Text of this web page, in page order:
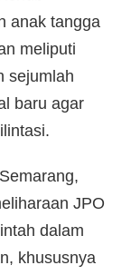
anak tangga
meliputi
sejumlah
baru agar
JPO
dalam
khususnya